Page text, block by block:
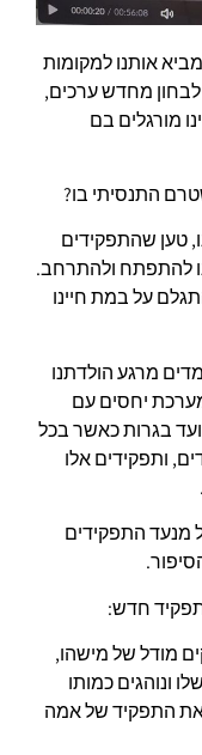
לפני 3 שבועות מביא אותנו למקומות
מחדש ערכים,
מורגלים בם
התנסיתי בו?
טען שהתפקידים
להתפתח ולהתרחב.
על במת חיינו
מרגע הולדתנו
יחסים עם
בגרות כאשר בכל
ותפקידים אלו
מנעד התפקידים
מודל של מישהו,
ונוהגים כמותו
את התפקיד של אמה